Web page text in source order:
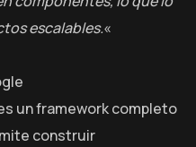
escalables.«
un framework completo
construir